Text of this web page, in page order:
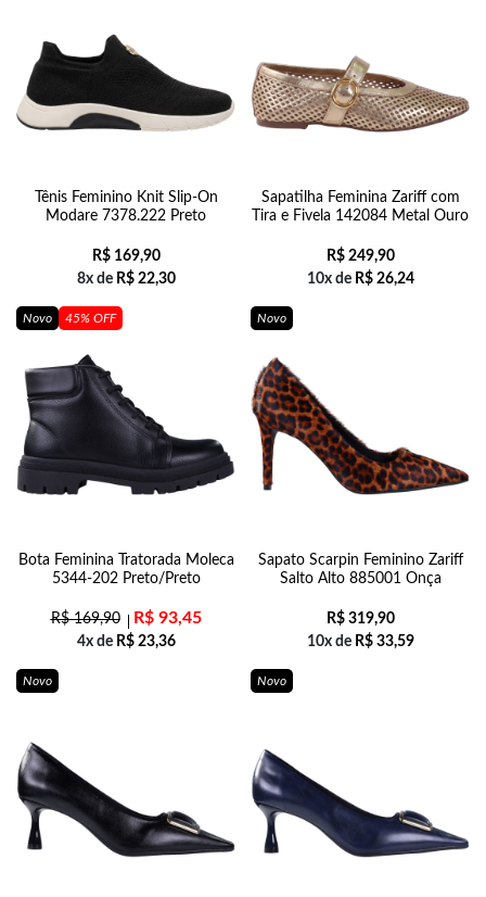
Tênis Feminino Knit Slip-On
Modare 7378.222 Preto
R$169,90
8x de R$22,30
Sapatilha Feminina Zariff com
Tira e Fivela 142084 Metal Ouro
R$249,90
10x de R$26,24
Novo 45% OFF
Bota Feminina Tratorada Moleca
5344-202 Preto/Preto
R$169,90 R$93,45
4x de R$23,36
Novo
Sapato Scarpin Feminino Zariff
Salto Alto 885001 Onça
R$319,90
10x de R$33,59
Novo Novo